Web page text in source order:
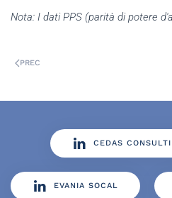
Nota: I dati PPS (parità di potere
PREC
CEDAS
EVANIA SOCAL